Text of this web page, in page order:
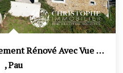
Ancien CHAI Entièrement Rénové Avec Vue Pyrénées - Deux...
,Pau